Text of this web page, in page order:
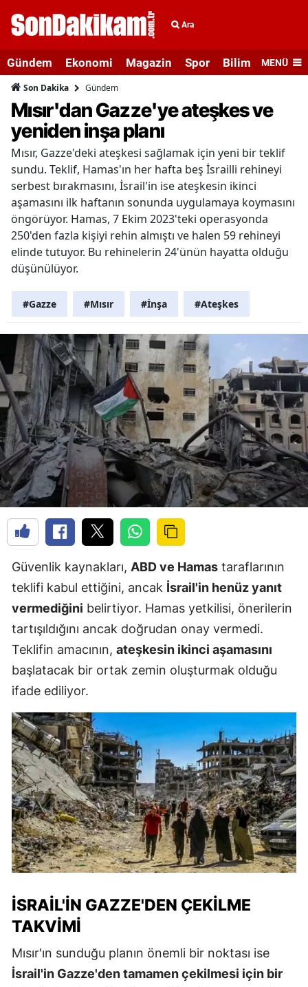
Ara
Gündem Ekonomi Magazin Spor Bilim veMENÜ
Son Dakika Gündem
Mısır'dan Gazze'ye ateşkes ve
yeniden inşa planı
Mısır, Gazze'deki ateşkesi sağlamak için yeni bir teklif
sundu. Teklif, Hamas'ın her hafta beş İsrailli rehineyi
serbest bırakmasını, İsrail'in ise ateşkesin ikinci
aşamasını ilk haftanın sonunda uygulamaya koymasını
öngörüyor. Hamas, 7 Ekim 2023'teki operasyonda
250'den fazla kişiyi rehin almıştı ve halen 59 rehineyi
elinde tutuyor. Bu rehinelerin 24'ünün hayatta olduğu
düşünülüyor.
#Gazze #Mısır #İnşa #Ateşkes
Güvenlik kaynakları, ABD ve Hamas taraflarının
teklifi kabul ettiğini, ancak İsrail'in henüz yanıt
vermediğini belirtiyor. Hamas yetkilisi, önerilerin
tartışıldığını ancak doğrudan onay vermedi.
Teklifin amacının, ateşkesin ikinci aşamasını
başlatacak bir ortak zemin oluşturmak olduğu
ifade ediliyor.
İSRAIL'IN GAZZE'DEN ÇEKILME
TAKVIMI
Mısır'ın sunduğu planın önemli bir noktası ise
İsrail'in Gazze'den tamamen çekilmesi için bir